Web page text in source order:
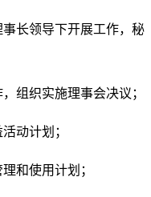
长领导下开展工作， 秘
组织实施理事会决议；
动计划；
和使用计划；